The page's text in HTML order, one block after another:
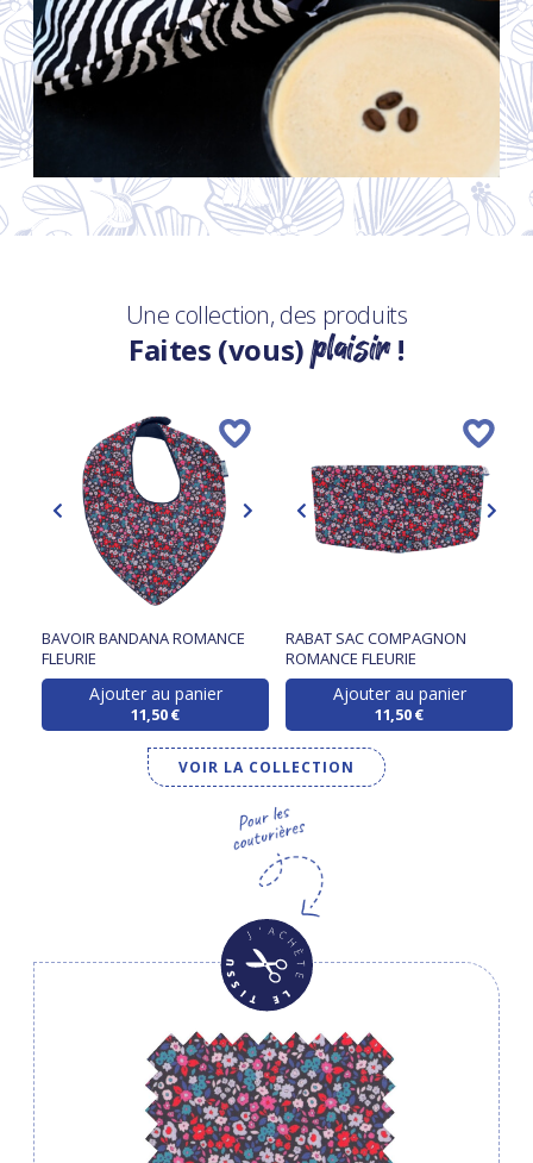
Une collection, des produits
Faites (vous)plaisir!
BAVOIR BANDANA ROMANCE
FLEURIE
Ajouter au panier
11,50 €
RABAT SAC COMPAGNON
ROMANCE FLEURIE
Ajouter au panier
11,50 €
VOIR LA COLLECTION